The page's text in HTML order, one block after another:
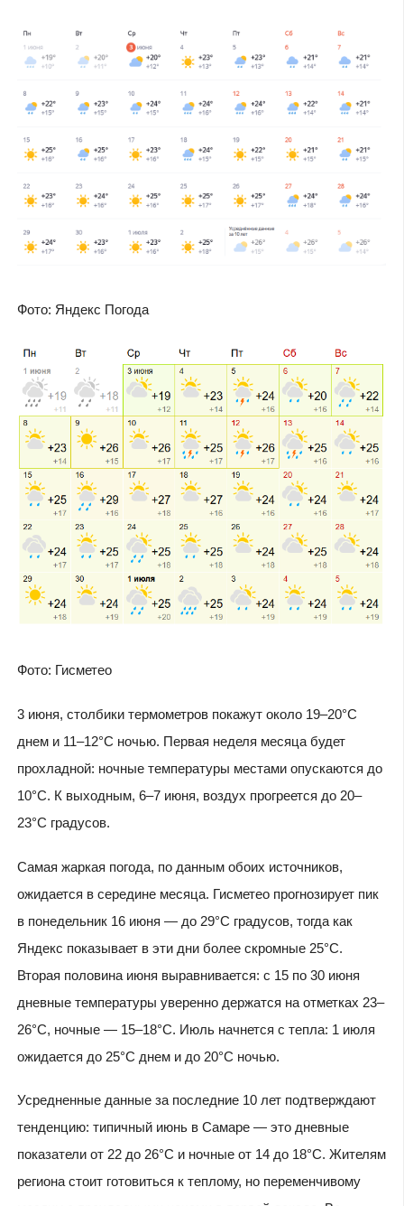
Фото: Яндекс Погода
Фото: Гисметео
3 июня, столбики термометров покажут около 19–20°C
днем и 11–12°C ночью. Первая неделя месяца будет
прохладной: ночные температуры местами опускаются до
10°C. К выходным, 6–7 июня, воздух прогреется до 20–
23°C градусов.
Самая жаркая погода, по данным обоих источников,
ожидается в середине месяца. Гисметео прогнозирует пик
в понедельник 16 июня — до 29°C градусов, тогда как
Яндекс показывает в эти дни более скромные 25°C.
Вторая половина июня выравнивается: с 15 по 30 июня
дневные температуры уверенно держатся на отметках 23–
26°C, ночные — 15–18°C. Июль начнется с тепла: 1 июля
ожидается до 25°C днем и до 20°C ночью.
Усредненные данные за последние 10 лет подтверждают
тенденцию: типичный июнь в Самаре — это дневные
показатели от 22 до 26°C и ночные от 14 до 18°C. Жителям
региона стоит готовиться к теплому, но переменчивому